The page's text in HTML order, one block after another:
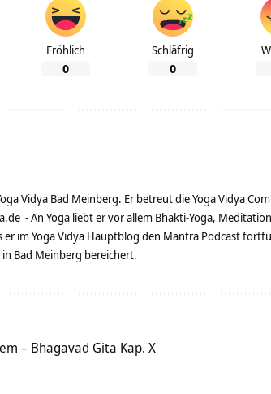
Fröhlich
0
Schläfrig
0
Vidya Bad Meinberg. Er betreut die Yoga Vidya
- An Yoga liebt er vor allem Bhakti-Yoga,
er im Yoga Vidya Hauptblog den Mantra Podcast
Bad Meinberg bereichert.
– Bhagavad Gita Kap. X